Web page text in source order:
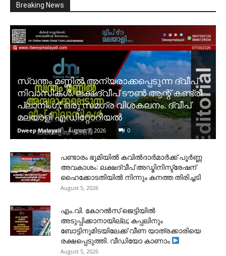
Breaking News
സ്വന്തം മണ്ണിൽ അന്യരാക്കപ്പെടുന്ന ദ്വീപ്
നിവാസികൾ. ലക്ഷദ്വീപ് ടൗൺ ആന്റ് കണ്ട്രി
പ്ലാനിംഗ്; ഒരു സമഗ്ര വിശകലനം. ദ്വീപ്
മലയാളി എഡിറ്റോറിയൽ
Dweep Malayali - August 7, 2026 0
പണ്ടാരം ഭൂമിയിൽ കവിൽദാർമാർക്ക് പൂർണ്ണ
അവകാശം: ലക്ഷദ്വീപ് അഡ്മിനിസ്ട്രേഷന്
ഹൈക്കോടതിയിൽ നിന്നും കനത്ത തിരിച്ചടി
August 5, 2026
​എം.വി. കോറൽസ് ജെട്ടിയിൽ
അടുപ്പിക്കാനായില്ല; കപ്പലിനും
ബോട്ടിനുമിടയിലേക്ക് വീണ യാത്രക്കാരിയെ
രക്ഷപ്പെടുത്തി. വീഡിയോ കാണാം
August 5, 2026